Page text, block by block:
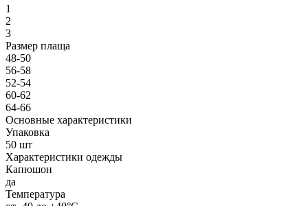
1
2
3
Размер плаща
48-50
56-58
52-54
60-62
64-66
Основные характеристики
Упаковка
50 шт
Характеристики одежды
Капюшон
да
Температура